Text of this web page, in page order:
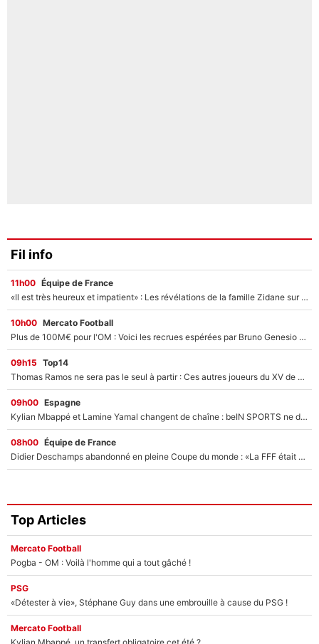
Fil info
11h00 Équipe de France
«Il est très heureux et impatient» : Les révélations de la famille Zidane sur sa prise de pouvoir en équipe de France !
10h00 Mercato Football
Plus de 100M€ pour l'OM : Voici les recrues espérées par Bruno Genesio et Grégory Lorenzi après l’opération dégraissage
09h15 Top14
Thomas Ramos ne sera pas le seul à partir : Ces autres joueurs du XV de France pourraient aussi quitter le Stade Toulousain, un club de Top 14 est déjà sur les rangs
09h00 Espagne
Kylian Mbappé et Lamine Yamal changent de chaîne : beIN SPORTS ne digère pas cette décision historique et prédit un fiasco pour la Liga
08h00 Équipe de France
Didier Deschamps abandonné en pleine Coupe du monde : «La FFF était déjà passée à Zinedine Zidane»
Top Articles
Mercato Football
Pogba - OM : Voilà l'homme qui a tout gâché !
PSG
«Détester à vie», Stéphane Guy dans une embrouille à cause du PSG !
Mercato Football
Kylian Mbappé, un transfert obligatoire cet été ?